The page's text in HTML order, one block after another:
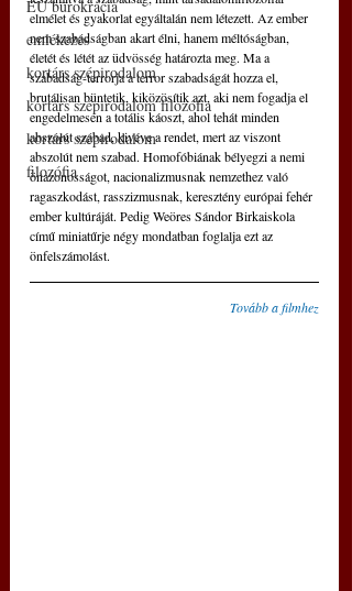
EU bürokrácia
emlékezés
kortárs szépirodalom
kortárs szépirodalom filozófia
kortárs szépirodalom
filozófia
elmélet és gyakorlat egyáltalán nem létezett. Az ember
nem szabadságban akart élni, hanem méltóságban,
életét és létét az üdvösség határozta meg. Ma a
szabadság-terrorja a terror szabadságát hozza el,
brutálisan büntetik, kiközösítik azt, aki nem fogadja el
engedelmesen a totális káoszt, ahol tehát minden
abszolút szabad, kivéve a rendet, mert az viszont
abszolút nem szabad. Homofóbiának bélyegzi a nemi
önazonosságot, nacionalizmusnak nemzethez való
ragaszkodást, rasszizmusnak, keresztény európai fehér
ember kultúráját. Pedig Weöres Sándor Birkaiskola
című miniatűrje négy mondatban foglalja ezt az
önfelszámolást.
Tovább a filmhez